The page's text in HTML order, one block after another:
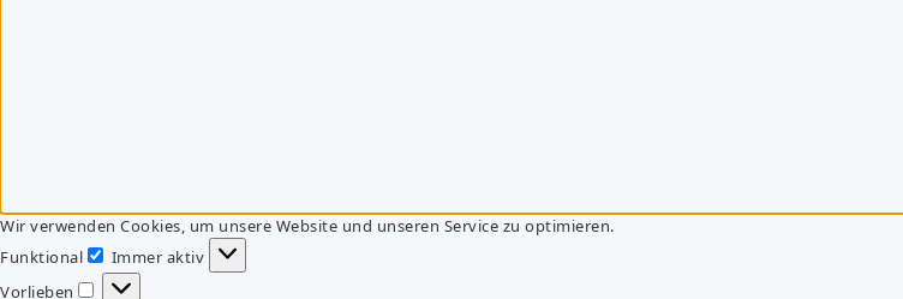
Wir verwenden Cookies, um unsere Website und unseren Service zu optimieren.
Funktional
Funktional
Immer aktiv
Vorlieben